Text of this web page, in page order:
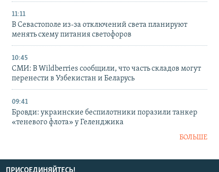
11:11
В Севастополе из-за отключений света планируют
менять схему питания светофоров
10:45
СМИ: В Wildberries сообщили, что часть складов могут
перенести в Узбекистан и Беларусь
09:41
Бровди: украинские беспилотники поразили танкер
«теневого флота» у Геленджика
БОЛЬШЕ